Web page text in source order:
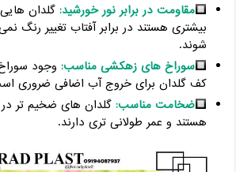
مقاومت در برابر نور خورشید: گلدان
بیشتری هستند در برابر آفتاب تغییر رنگ
شوند.
سوراخ های زهکشی مناسب: وجود
کف گلدان برای خروج آب اضافی ضروری
ضخامت مناسب: گلدان های ضخیم تر در
هستند و عمر طولانی تری دارند.